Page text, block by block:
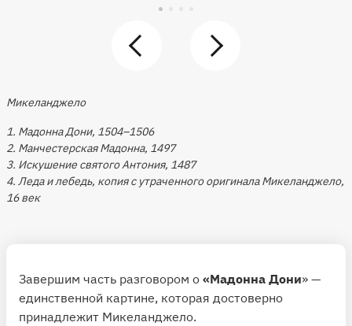
Микеланджело
1. Мадонна Дони, 1504–1506
2. Манчестерская Мадонна, 1497
3. Искушение святого Антония, 1487
4. Леда и лебедь, копия с утраченного оригинала Микеланджело,
16 век
Завершим часть разговором о «Мадонна Дони» —
единственной картине, которая достоверно
принадлежит Микеланджело.